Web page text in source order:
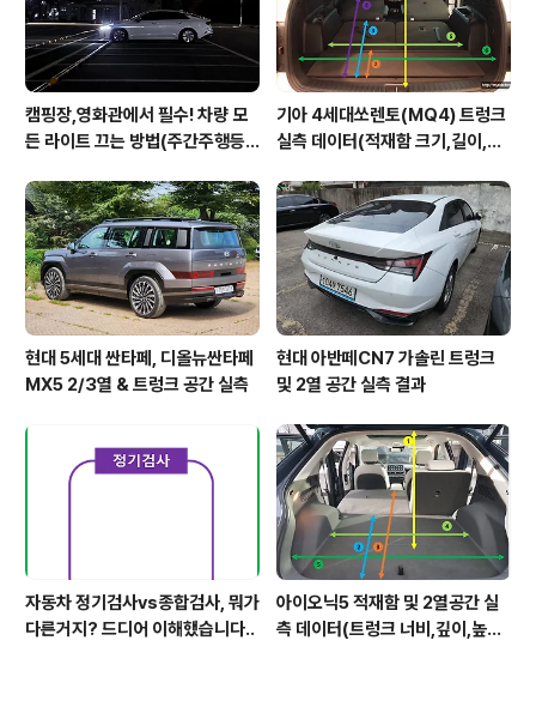
캠핑장,영화관에서 필수! 차량 모
든 라이트 끄는 방법(주간주행등D
기아 4세대쏘렌토(MQ4) 트렁크
실측 데이터(적재함 크기,길이,높
현대 5세대 싼타페, 디올뉴싼타페
MX5 2/3열 & 트렁크 공간 실측
현대 아반떼CN7 가솔린 트렁크
및 2열 공간 실측 결과
자동차 정기검사vs종합검사, 뭐가
다른거지? 드디어 이해했습니다..
아이오닉5 적재함 및 2열공간 실
측 데이터(트렁크 너비,깊이,높이,